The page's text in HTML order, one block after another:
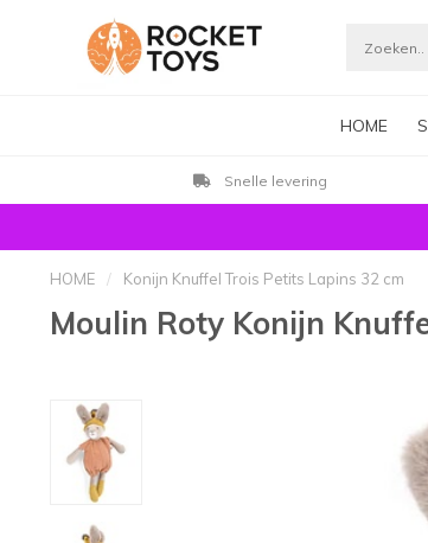
HOME
Snelle levering
HOME / Konijn Knuffel Trois Petits Lapins 32 cm
Moulin Roty Konijn